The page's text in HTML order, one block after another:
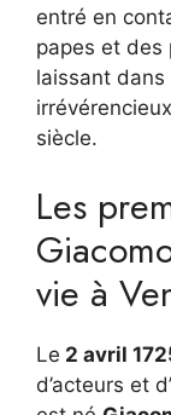
entré en
papes et des
laissant
siècle.
Les
vie à
Le 2 avril
d’acteurs et